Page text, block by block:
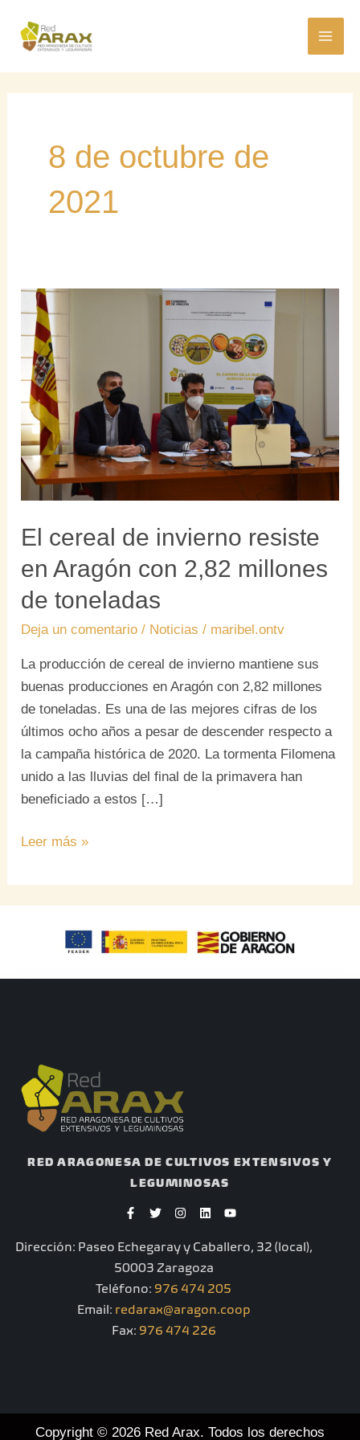
contenido
8 de octubre de
2021
El cereal de invierno resiste
en Aragón con 2,82 millones
de toneladas
Deja un comentario / Noticias / maribel.ontv
La producción de cereal de invierno mantiene sus
buenas producciones en Aragón con 2,82 millones
de toneladas. Es una de las mejores cifras de los
últimos ocho años a pesar de descender respecto a
la campaña histórica de 2020. La tormenta Filomena
unido a las lluvias del final de la primavera han
beneficiado a estos […]
cereal
de
invierno
resiste
en
Aragón
con
2,82
millones
toneladas
Leer más »
RED ARAGONESA DE CULTIVOS EXTENSIVOS Y
LEGUMINOSAS
a
b
o
o
k
-
f
w
t
e
r
n
a
r
a
m
i
e
i
n
o
u
Dirección: Paseo Echegaray y Caballero, 32 (local),
50003 Zaragoza
Teléfono: 976 474 205
Email: redarax@aragon.coop
Fax: 976 474 226
Copyright © 2026 Red Arax. Todos los derechos